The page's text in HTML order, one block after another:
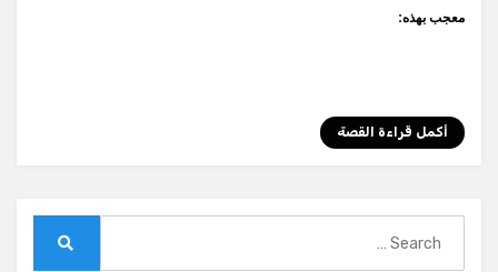
معجب بهذه:
أكمل قراءة القصة